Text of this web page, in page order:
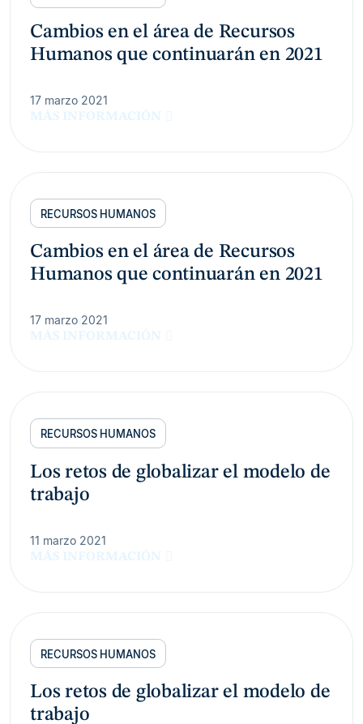
Cambios en el área de Recursos
Humanos que continuarán en 2021
17 marzo 2021
MÁS INFORMACIÓN
RECURSOS HUMANOS
Cambios en el área de Recursos
Humanos que continuarán en 2021
17 marzo 2021
MÁS INFORMACIÓN
RECURSOS HUMANOS
Los retos de globalizar el modelo de
trabajo
11 marzo 2021
MÁS INFORMACIÓN
RECURSOS HUMANOS
Los retos de globalizar el modelo de
trabajo